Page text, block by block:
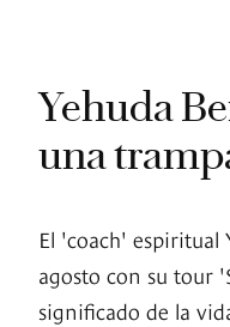
Yehuda
una
El 'coach' espiritual
agosto con su tour
significado de la